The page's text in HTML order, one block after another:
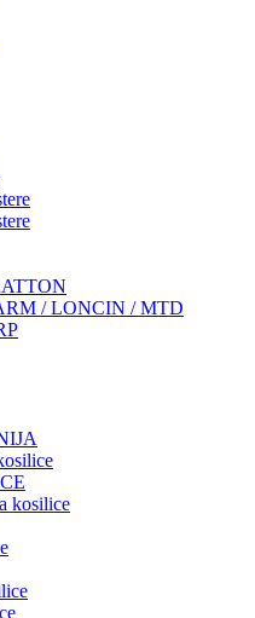
/ LONCIN / MTD
kosilice